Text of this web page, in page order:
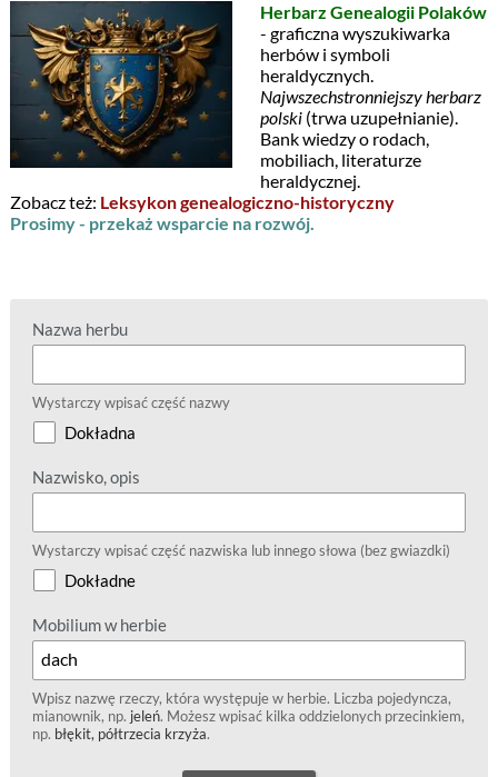
Herbarz Genealogii Polaków
- graficzna wyszukiwarka
herbów i symboli
heraldycznych.
Najwszechstronniejszy herbarz
polski(trwa uzupełnianie).
Bank wiedzy o rodach,
mobiliach, literaturze
heraldycznej.
Zobacz też: Leksykon genealogiczno-historyczny
Prosimy - przekaż wsparcie na rozwój.
Nazwa herbu
Wystarczy wpisać część nazwy
Dokładna
Nazwisko, opis
Wystarczy wpisać część nazwiska lub innego słowa (bez gwiazdki)
Dokładne
Mobilium w herbie
Wpisz nazwę rzeczy, która występuje w herbie. Liczba pojedyncza,
mianownik, np. jeleń. Możesz wpisać kilka oddzielonych przecinkiem,
np. błękit, półtrzecia krzyża.